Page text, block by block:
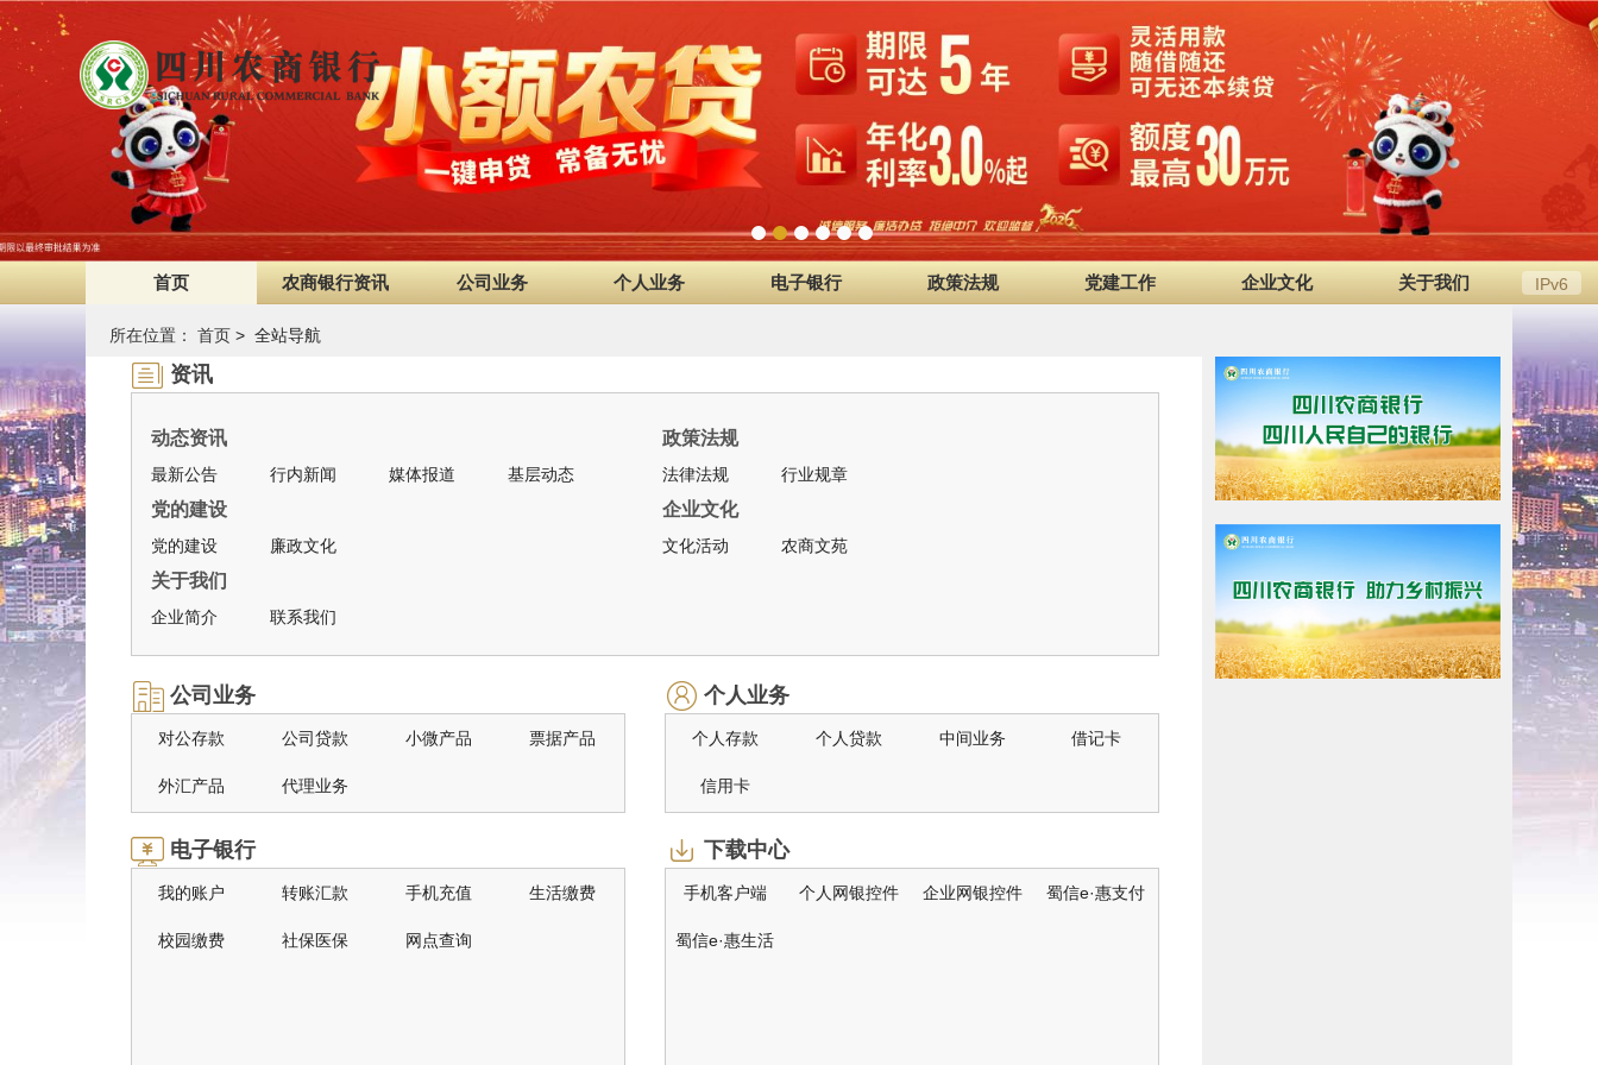
首页 农商银行资讯 公司业务 个人业务 电子银行 政策法规 党建工作 企业文化 关于我们 IPv6
所在位置： 首页 > 全站导航
资讯
动态资讯
最新公告 行内新闻 媒体报道 基层动态
党的建设
党的建设 廉政文化
关于我们
企业简介 联系我们
政策法规
法律法规 行业规章
企业文化
文化活动 农商文苑
公司业务
对公存款 公司贷款 小微产品 票据产品
外汇产品 代理业务
个人业务
个人存款 个人贷款 中间业务 借记卡
信用卡
电子银行
我的账户 转账汇款 手机充值 生活缴费
校园缴费 社保医保 网点查询
下载中心
手机客户端 个人网银控件 企业网银控件 蜀信e·惠支付
蜀信e·惠生活